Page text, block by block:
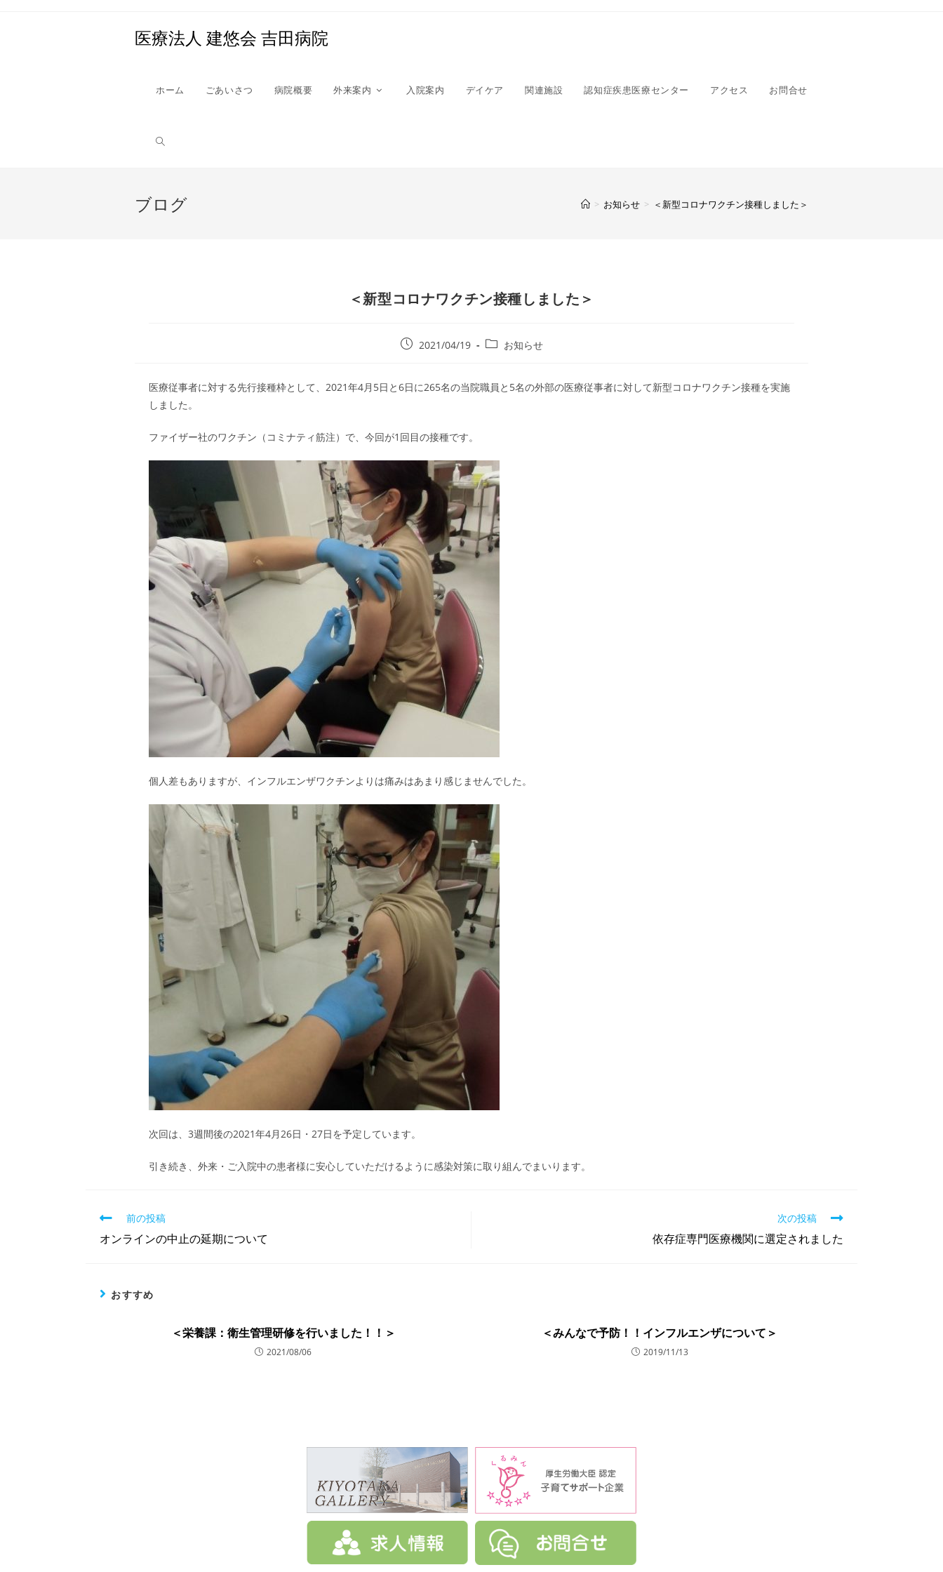
医療法人 建悠会 吉田病院
ホーム ごあいさつ 病院概要 外来案内 入院案内 デイケア 関連施設 認知症疾患医療センター アクセス お問合せ
ブログ > お知らせ > ＜新型コロナワクチン接種しました＞
＜新型コロナワクチン接種しました＞
2021/04/19 お知らせ
医療従事者に対する先行接種枠として、2021年4月5日と6日に265名の当院職員と5名の外部の医療従事者に対して新型コロナワクチン接種を実施
しました。
ファイザー社のワクチン（コミナティ筋注）で、今回が1回目の接種です。
個人差もありますが、インフルエンザワクチンよりは痛みはあまり感じませんでした。
次回は、3週間後の2021年4月26日・27日を予定しています。
引き続き、外来・ご入院中の患者様に安心していただけるように感染対策に取り組んでまいります。
前の投稿
オンラインの中止の延期について
次の投稿
依存症専門医療機関に選定されました
おすすめ
＜栄養課：衛生管理研修を行いました！！＞
2021/08/06
＜みんなで予防！！インフルエンザについて＞
2019/11/13